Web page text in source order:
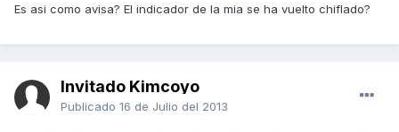
Es asi como avisa? El indicador de la mia se ha vuelto chiflado?
Invitado Kimcoyo
Publicado 16 de Julio del 2013